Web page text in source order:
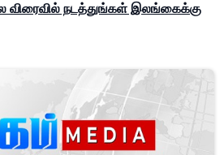
நடத்துங்கள் இலங்கைக்கு